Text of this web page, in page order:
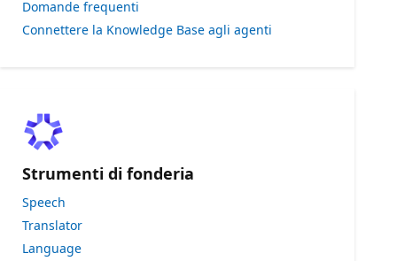
Domande frequenti
Connettere la Knowledge Base agli agenti
Strumenti di fonderia
Speech
Translator
Language